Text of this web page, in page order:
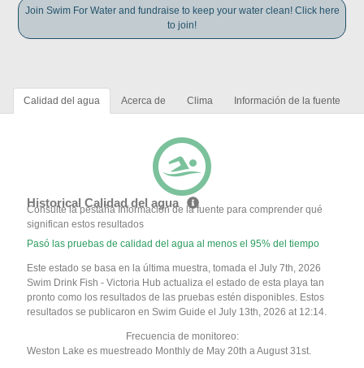
Join Swim For Water and fundraise to keep your water clean! Click here
to join!
Calidad del agua Acerca de Clima Información de la fuente
Historical Calidad del agua
Consulte la pestaña Información de la fuente para comprender qué
significan estos resultados
Pasó las pruebas de calidad del agua al menos el 95% del tiempo
Este estado se basa en la última muestra, tomada el July 7th, 2026
Swim Drink Fish - Victoria Hub actualiza el estado de esta playa tan
pronto como los resultados de las pruebas estén disponibles. Estos
resultados se publicaron en Swim Guide el July 13th, 2026 at 12:14.
Frecuencia de monitoreo:
Weston Lake es muestreado Monthly de May 20th a August 31st.